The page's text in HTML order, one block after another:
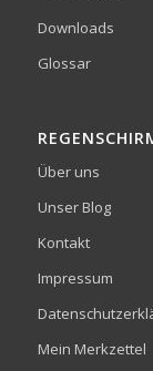
Downloads
Glossar
Über uns
Unser Blog
Kontakt
Impressum
Mein Merkzettel